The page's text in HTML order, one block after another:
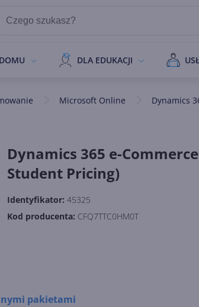
DLA EDUKACJI
Microsoft Online Dynamics
Dynamics 365 e-
Student Pricing)
Identyfikator: 45325
Kod producenta: CFQ7TTC0HM0T
pakietami